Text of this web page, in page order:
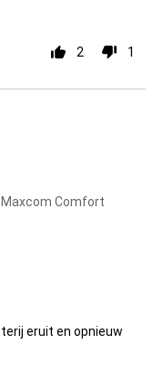
2 1
Comfort
eruit en opnieuw